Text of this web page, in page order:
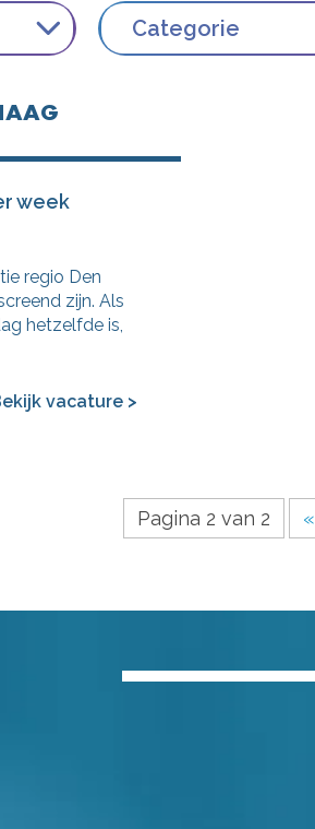
Categorie
week
regio Den
zijn. Als
hetzelfde is,
vacature >
Pagina 2 van 2 «